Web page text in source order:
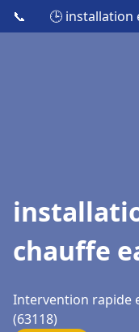
📞 🕒 installation
chauffe
Intervention rapide
(63118)